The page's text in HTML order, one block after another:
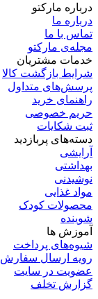
درباره‌ مارکتو
درباره‌ ما
تماس با ما
مجله‌ی مارکتو
خدمات مشتریان
شرایط بازگشت کالا
پرسش‌های متداول
راهنمای خرید
حریم خصوصی
ثبت شکایات
دسته‌های پربازدید
آرایشی
بهداشتی
نوشیدنی
مواد غذایی
محصولات کودک
شوینده
آموزش ها
شیوه‌های پرداخت
رویه ارسال سفارش
عضویت در سایت
گزارش تخلف